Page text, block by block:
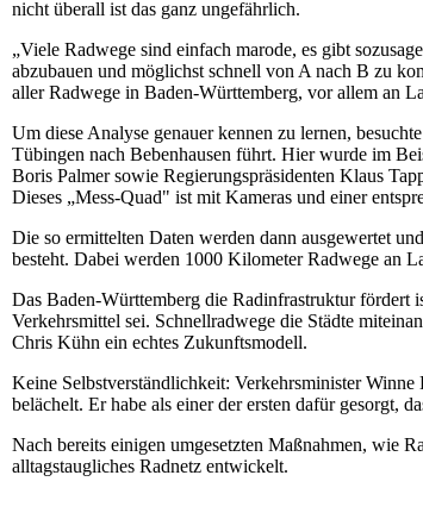
nicht überall ist das ganz ungefährlich.
„Viele Radwege sind einfach marode, es gibt
abzubauen und möglichst schnell von A nach B zu
aller Radwege in Baden-Württemberg, vor allem an
Um diese Analyse genauer kennen zu lernen,
Tübingen nach Bebenhausen führt. Hier wurde im
Boris Palmer sowie Regierungspräsidenten Klaus
Dieses „Mess-Quad" ist mit Kameras und einer
Die so ermittelten Daten werden dann ausgewertet
besteht. Dabei werden 1000 Kilometer Radwege an
Das Baden-Württemberg die Radinfrastruktur fördert
Verkehrsmittel sei. Schnellradwege die Städte
Chris Kühn ein echtes Zukunftsmodell.
Keine Selbstverständlichkeit: Verkehrsminister
belächelt. Er habe als einer der ersten dafür gesorgt,
Nach bereits einigen umgesetzten Maßnahmen, wie
alltagstaugliches Radnetz entwickelt.